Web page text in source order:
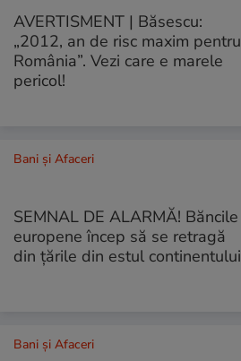
AVERTISMENT | Băsescu:
„2012, an de risc maxim pentru
România”. Vezi care e marele
pericol!
Bani și Afaceri
SEMNAL DE ALARMĂ! Băncile
europene încep să se retragă
din ţările din estul continentului
Bani și Afaceri